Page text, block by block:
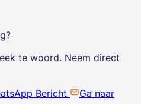
te woord. Neem direct
Bericht
Ga naar